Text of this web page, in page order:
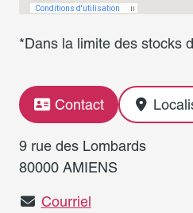
*Dans la limite des stocks
Contact
9 rue des Lombards
80000 AMIENS
Courriel